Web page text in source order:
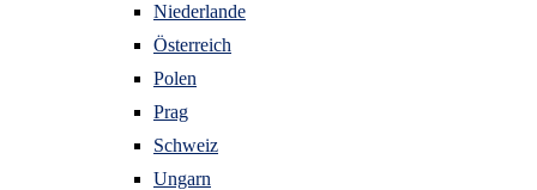
Niederlande
Österreich
Polen
Prag
Schweiz
Ungarn